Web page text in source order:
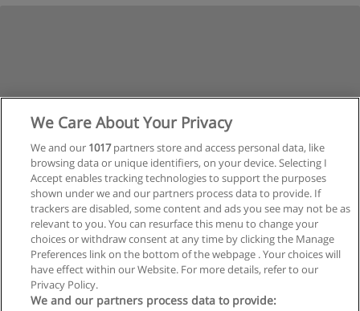
Próxima
Página1de3
We Care About Your Privacy
We and our 1017partners store and access personal data, like
browsing data or unique identifiers, on your device. Selecting I
Accept enables tracking technologies to support the purposes
shown under we and our partners process data to provide. If
trackers are disabled, some content and ads you see may not be as
relevant to you. You can resurface this menu to change your
choices or withdraw consent at any time by clicking the Manage
Preferences link on the bottom of the webpage . Your choices will
have effect within our Website. For more details, refer to our
Privacy Policy.
We and our partners process data to provide: